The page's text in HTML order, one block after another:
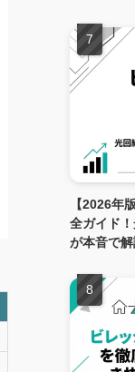
【2026年
全ガイド
が本音で